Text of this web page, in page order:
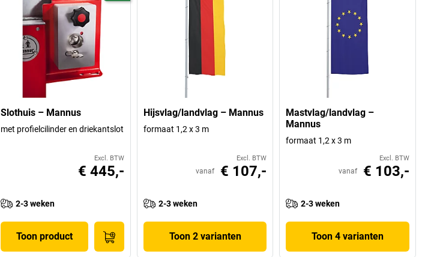
Slothuis – Mannus
met profielcilinder en driekantslot
Excl. BTW
€ 445,-
2-3 weken
Toon product
Hijsvlag/landvlag – Mannus
formaat 1,2 x 3 m
Excl. BTW
vanaf € 107,-
2-3 weken
Toon 2 varianten
Mastvlag/landvlag –
Mannus
formaat 1,2 x 3 m
Excl. BTW
vanaf € 103,-
2-3 weken
Toon 4 varianten